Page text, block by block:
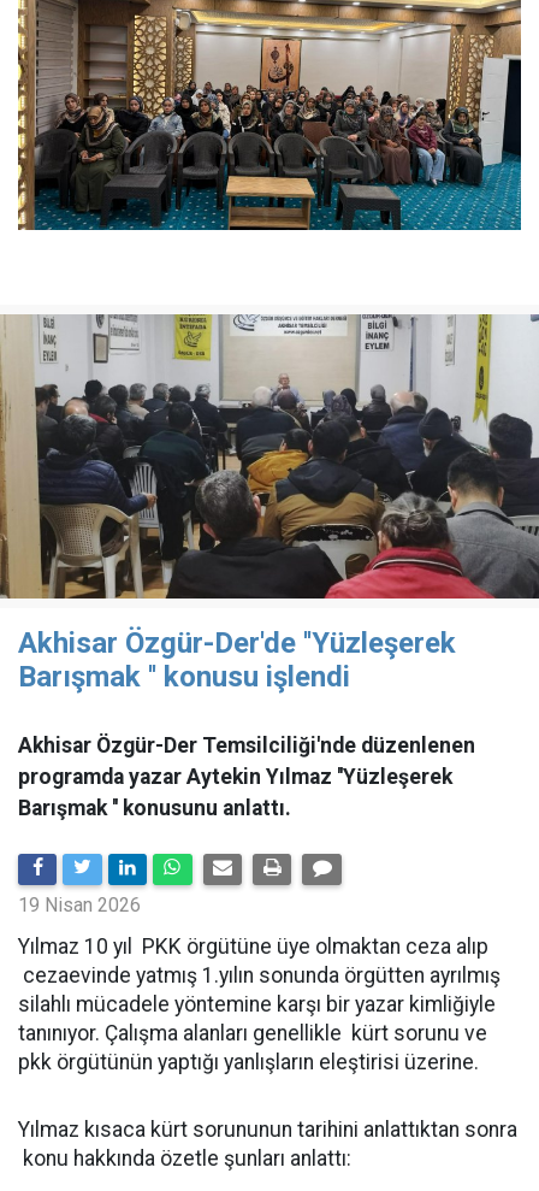
Akhisar Özgür-Der'de ''Yüzleşerek
Barışmak '' konusu işlendi
Akhisar Özgür-Der Temsilciliği'nde düzenlenen
programda yazar Aytekin Yılmaz ''Yüzleşerek
Barışmak '' konusunu anlattı.
19 Nisan 2026
Yılmaz 10 yıl PKK örgütüne üye olmaktan ceza alıp
cezaevinde yatmış 1.yılın sonunda örgütten ayrılmış
silahlı mücadele yöntemine karşı bir yazar kimliğiyle
tanınıyor. Çalışma alanları genellikle kürt sorunu ve
pkk örgütünün yaptığı yanlışların eleştirisi üzerine.
Yılmaz kısaca kürt sorununun tarihini anlattıktan sonra
konu hakkında özetle şunları anlattı: